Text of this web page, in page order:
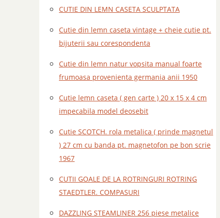
CUTIE DIN LEMN CASETA SCULPTATA
Cutie din lemn caseta vintage + cheie cutie pt.
bijuterii sau corespondenta
Cutie din lemn natur vopsita manual foarte
frumoasa provenienta germania anii 1950
Cutie lemn caseta ( gen carte ) 20 x 15 x 4 cm
impecabila model deosebit
Cutie SCOTCH. rola metalica ( prinde magnetul
) 27 cm cu banda pt. magnetofon pe bon scrie
1967
CUTII GOALE DE LA ROTRINGURI ROTRING
STAEDTLER. COMPASURI
DAZZLING STEAMLINER 256 piese metalice